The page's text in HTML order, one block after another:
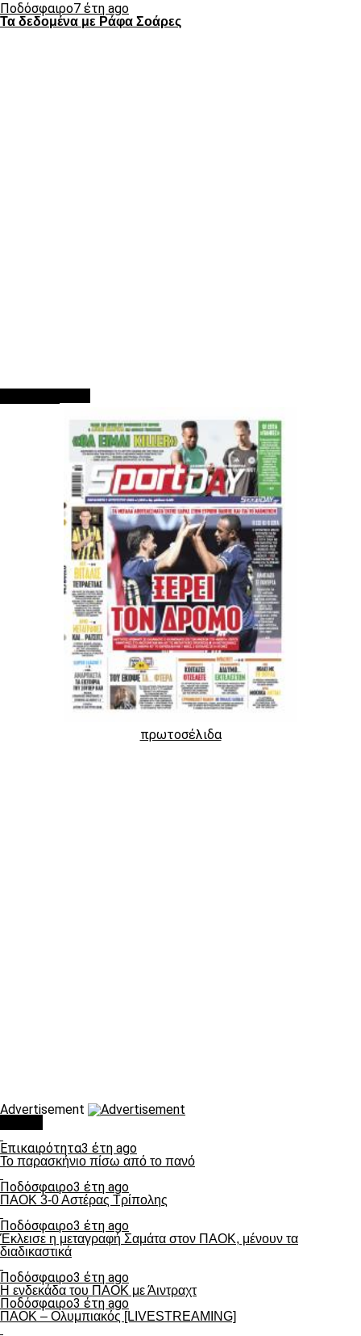
Ποδόσφαιρο7 έτη ago
Τα δεδομένα με Ράφα Σοάρες
πρωτοσέλιδα
Advertisement
Επικαιρότητα3 έτη ago
Το παρασκήνιο πίσω από το πανό
Ποδόσφαιρο3 έτη ago
ΠΑΟΚ 3-0 Αστέρας Τρίπολης
Ποδόσφαιρο3 έτη ago
Έκλεισε η μεταγραφή Σαμάτα στον ΠΑΟΚ, μένουν τα
διαδικαστικά
Ποδόσφαιρο3 έτη ago
Η ενδεκάδα του ΠΑΟΚ με Άιντραχτ
Ποδόσφαιρο3 έτη ago
ΠΑΟΚ – Ολυμπιακός [LIVESTREAMING]